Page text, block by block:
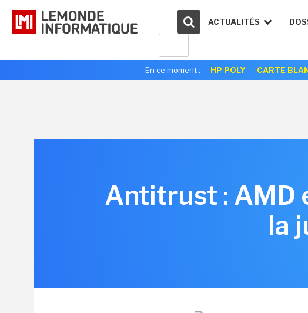
ACTUALITÉS
En ce moment : HP POLY CARTE
Antitrust : AMD
la